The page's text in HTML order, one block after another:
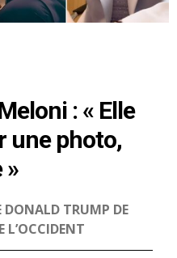
: « Elle
une photo,
»
DONALD TRUMP DE
L’OCCIDENT